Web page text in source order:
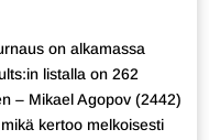
on alkamassa
listalla on 262
– Mikael Agopov (2442)
kertoo melkoisesti